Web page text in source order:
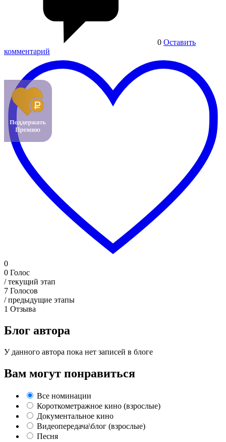
0 Оставить
комментарий
0
0 Голос
/ текущий этап
7 Голосов
/ предыдущие этапы
1 Отзыва
Блог автора
У данного автора пока нет записей в блоге
Вам могут понравиться
Все номинации
Короткометражное кино (взрослые)
Документальное кино
Видеопередача\блог (взрослые)
Песня